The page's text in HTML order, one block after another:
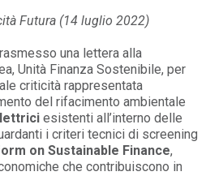
Futura (14 luglio 2022)
una lettera alla
Unità Finanza Sostenibile, per
criticità rappresentata
del rifacimento ambientale
esistenti all’interno delle
i criteri tecnici di screening
on Sustainable Finance,
che contribuiscono in